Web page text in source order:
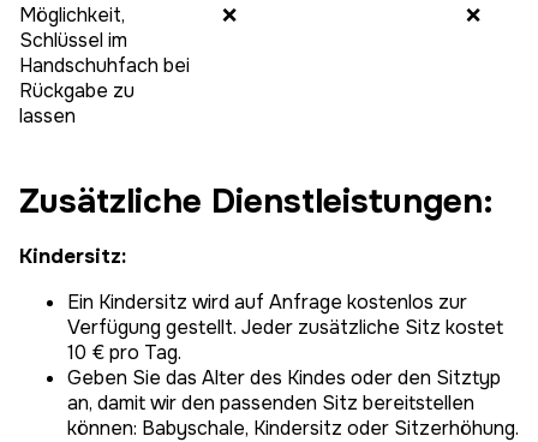
Möglichkeit,
Schlüssel im
Handschuhfach bei
Rückgabe zu
lassen
❌ ❌
Zusätzliche Dienstleistungen:
Kindersitz:
Ein Kindersitz wird auf Anfrage kostenlos zur
Verfügung gestellt. Jeder zusätzliche Sitz kostet
10 € pro Tag.
Geben Sie das Alter des Kindes oder den Sitztyp
an, damit wir den passenden Sitz bereitstellen
können: Babyschale, Kindersitz oder Sitzerhöhung.